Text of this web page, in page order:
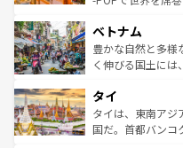
参照してほしい。
容にもいいと評判
が味わ
照してほしい。
き、地方に足を延
できる。そして、
まで、さまざまな
リティに包まれな
覧を参照してほし
ベトナム
豊かな自然と多様
く伸びる国土には
急速な発展と共に
ーチミン市のフラ
醸し出している。
タイ
タイは、東南アジ
国だ。首都バンコ